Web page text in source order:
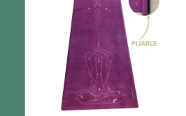
118,00€.70,80€.